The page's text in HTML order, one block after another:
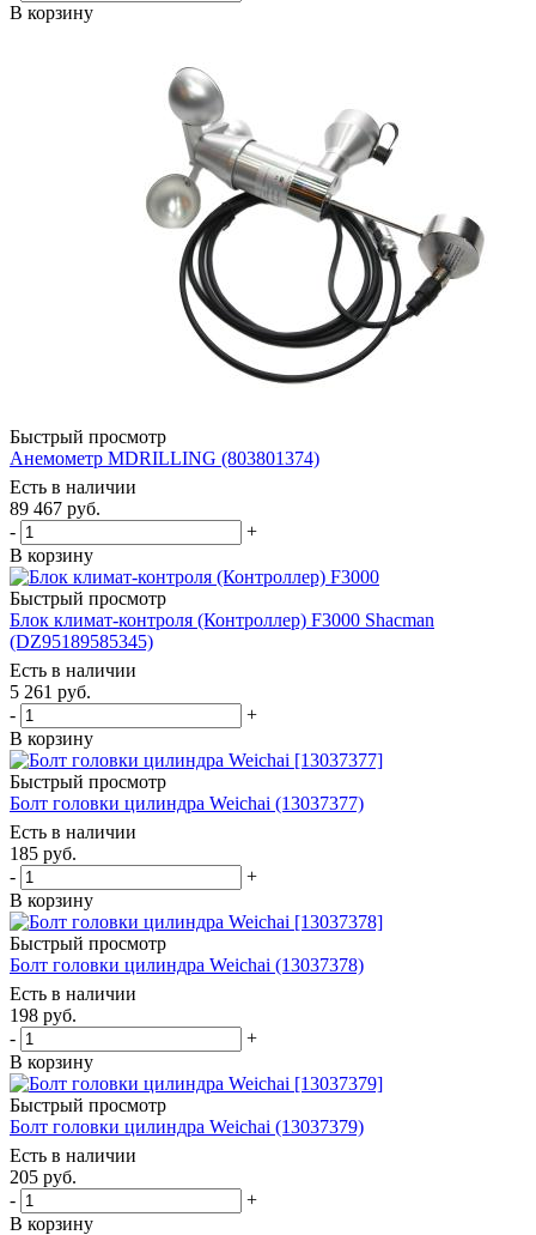
В корзину
Быстрый просмотр
Анемометр MDRILLING (803801374)
Есть в наличии
89 467 руб.
-
+
В корзину
Быстрый просмотр
Блок климат-контроля (Контроллер) F3000 Shacman
(DZ95189585345)
Есть в наличии
5 261 руб.
-
+
В корзину
Быстрый просмотр
Болт головки цилиндра Weichai (13037377)
Есть в наличии
185 руб.
-
+
В корзину
Быстрый просмотр
Болт головки цилиндра Weichai (13037378)
Есть в наличии
198 руб.
-
+
В корзину
Быстрый просмотр
Болт головки цилиндра Weichai (13037379)
Есть в наличии
205 руб.
-
+
В корзину